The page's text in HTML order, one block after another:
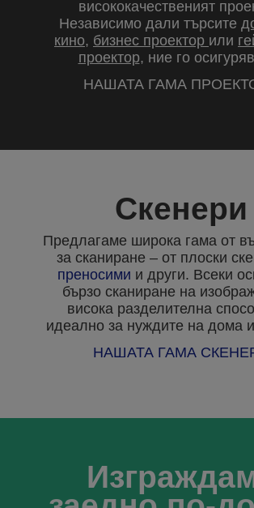
висококачественият
Независимо дали търсите
кино, бизнес проектор или
проектор, ние го
НАШАТА ГАМА
Скенери
Предлагаме широка гама от
за сканиране – от плоски
преносими и други. Всеки
бързо сканиране на
висока разделителна
идеално за нуждите на дома
НАШАТА ГАМА